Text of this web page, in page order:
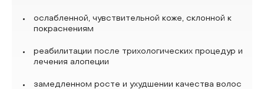
ослабленной, чувствительной коже, склонной к
покраснениям
реабилитации после трихологических процедур и
лечения алопеции
замедленном росте и ухудшении качества волос